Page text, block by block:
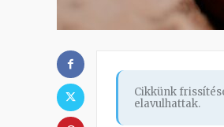
Cikkünk
elavulhattak.